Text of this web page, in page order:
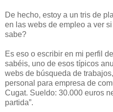
De hecho, estoy a un tris de
en las webs de empleo a ver
sabe?
Es eso o escribir en mi perfil
sabéis, uno de esos típicos
webs de búsqueda de
personal para empresa de
Cugat. Sueldo: 30.000 euros
partida”.